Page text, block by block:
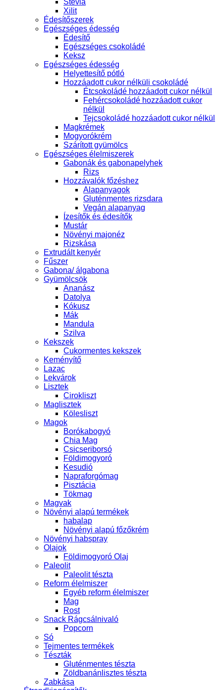
Xilit
Édesítőszerek
Egészséges édesség
Édesítő
Egészséges csokoládé
Keksz
Egészséges édesség
Helyettesítő pótló
Hozzáadott cukor nélküli csokoládé
Étcsokoládé hozzáadott cukor nélkül
Fehércsokoládé hozzáadott cukor
nélkül
Tejcsokoládé hozzáadott cukor nélkül
Magkrémek
Mogyorókrém
Szárított gyümölcs
Egészséges élelmiszerek
Gabonák és gabonapelyhek
Rizs
Hozzávalók főzéshez
Alapanyagok
Gluténmentes rizsdara
Vegán alapanyag
Ízesítők és édesítők
Mustár
Növényi majonéz
Rizskása
Extrudált kenyér
Fűszer
Gabona/ álgabona
Gyümölcsök
Ananász
Datolya
Kókusz
Mák
Mandula
Szilva
Kekszek
Cukormentes kekszek
Keményítő
Lazac
Lekvárok
Lisztek
Cirokliszt
Maglisztek
Kölesliszt
Magok
Borókabogyó
Chia Mag
Csicseriborsó
Földimogyoró
Kesudió
Napraforgómag
Pisztácia
Tökmag
Magvak
Növényi alapú termékek
habalap
Növényi alapú főzőkrém
Növényi habspray
Olajok
Földimogyoró Olaj
Paleolit
Paleolit tészta
Reform élelmiszer
Egyéb reform élelmiszer
Mag
Rost
Snack Rágcsálnivaló
Popcorn
Só
Tejmentes termékek
Tészták
Gluténmentes tészta
Zöldbanánlisztes tészta
Zabkása